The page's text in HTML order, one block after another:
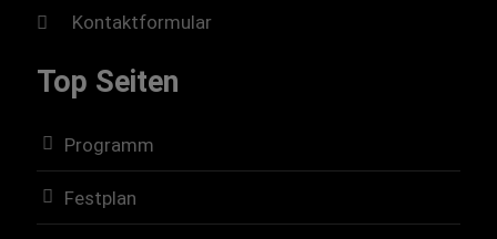
Kontaktformular
Top Seiten
Programm
Festplan